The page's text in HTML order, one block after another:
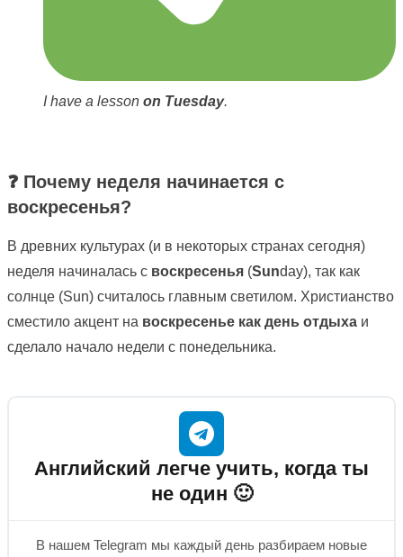
I have a lesson on Tuesday.
❓ Почему неделя начинается с
воскресенья?
В древних культурах (и в некоторых странах сегодня)
неделя начиналась с воскресенья (Sunday), так как
солнце (Sun) считалось главным светилом. Христианство
сместило акцент на воскресенье как день отдыха и
сделало начало недели с понедельника.
Английский легче учить, когда ты
не один 🙂
В нашем Telegram мы каждый день разбираем новые